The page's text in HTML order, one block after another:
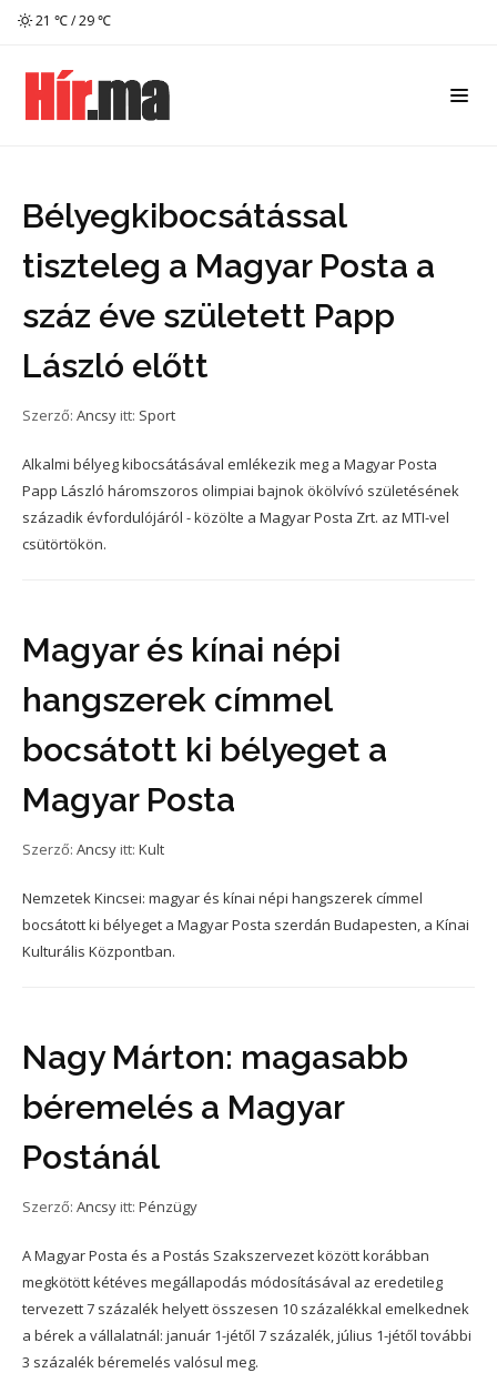
21 ℃ / 29 ℃
Bélyegkibocsátással
tiszteleg a Magyar Posta a
száz éve született Papp
László előtt
Szerző: Ancsy itt: Sport
Alkalmi bélyeg kibocsátásával emlékezik meg a Magyar Posta
Papp László háromszoros olimpiai bajnok ökölvívó születésének
századik évfordulójáról - közölte a Magyar Posta Zrt. az MTI-vel
csütörtökön.
Magyar és kínai népi
hangszerek címmel
bocsátott ki bélyeget a
Magyar Posta
Szerző: Ancsy itt: Kult
Nemzetek Kincsei: magyar és kínai népi hangszerek címmel
bocsátott ki bélyeget a Magyar Posta szerdán Budapesten, a Kínai
Kulturális Központban.
Nagy Márton: magasabb
béremelés a Magyar
Postánál
Szerző: Ancsy itt: Pénzügy
A Magyar Posta és a Postás Szakszervezet között korábban
megkötött kétéves megállapodás módosításával az eredetileg
tervezett 7 százalék helyett összesen 10 százalékkal emelkednek
a bérek a vállalatnál: január 1-jétől 7 százalék, július 1-jétől további
3 százalék béremelés valósul meg.